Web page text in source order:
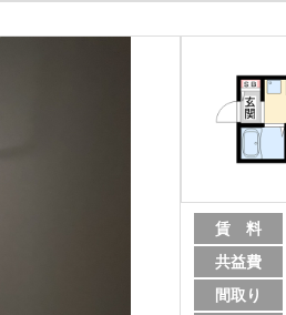
賃 料
共益費
間取り